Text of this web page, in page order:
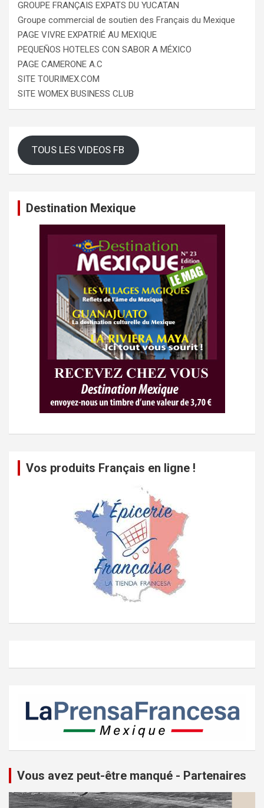
GROUPE FRANÇAIS EXPATS DU YUCATAN
Groupe commercial de soutien des Français du Mexique
PAGE VIVRE EXPATRIÉ AU MEXIQUE
PEQUEÑOS HOTELES CON SABOR A MÉXICO
PAGE CAMERONE A.C
SITE TOURIMEX.COM
SITE WOMEX BUSINESS CLUB
TOUS LES VIDEOS FB
Destination Mexique
Vos produits Français en ligne !
Vous avez peut-être manqué - Partenaires